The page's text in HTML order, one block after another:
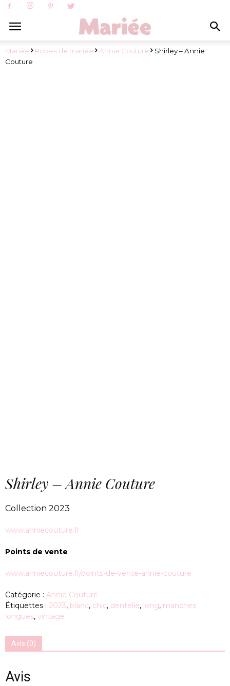
Mariée Robes de mariée Annie Couture
Shirley – Annie
Couture
Shirley – Annie Couture
Collection 2023
www.anniecouture.fr
Points de vente
www.anniecouture.fr/points-de-vente-annie-couture
Catégorie : Annie Couture
Étiquettes : 2023, blanc, chic, dentelle, long, manches
longues, vintage
Avis (0)
Avis